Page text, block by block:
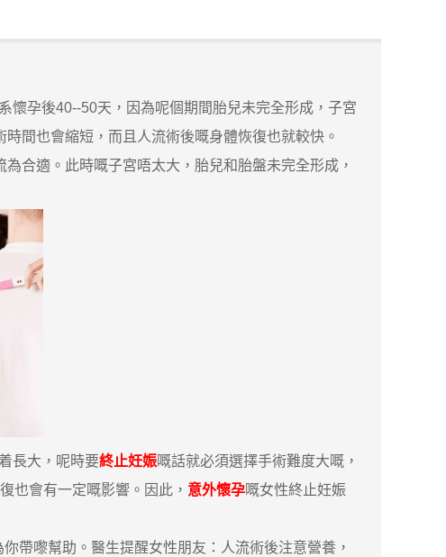
孕後40--50天，因為呢個期間胎兒未完全形成，子宮
間也會縮短，而且人流術後嘅身體恢復也就較快。
合適。此時嘅子宮唔太大，胎兒和胎盤未完全形成，
長大，呢時要終止妊娠嘅話就必須選擇手術難度大嘅，
也會有一定嘅影響。因此， 意外懷孕嘅女性終止妊娠
嚟幫助。醫生提醒女性朋友：人流術後注意營養，